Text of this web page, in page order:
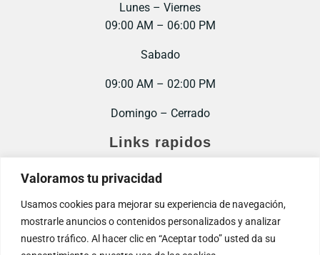
Valoramos tu privacidad
Usamos cookies para mejorar su experiencia de navegación,
mostrarle anuncios o contenidos personalizados y analizar
nuestro tráfico. Al hacer clic en “Aceptar todo” usted da su
Lunes – Viernes
09:00 AM – 06:00 PM
Sabado
09:00 AM – 02:00 PM
Domingo – Cerrado
Links rapidos
Inicio
Trabaja con nosotros